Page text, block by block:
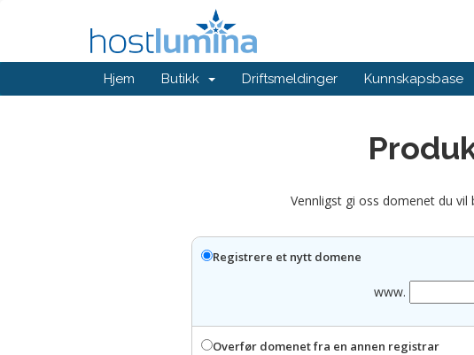
Hjem Butikk Driftsmeldinger Kunnskapsbase
Vennligst gi oss domenet du
Registrere et nytt domene
www.
Overfør domenet fra en annen registrar